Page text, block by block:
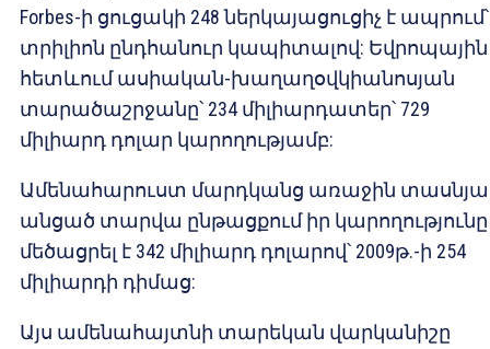
Forbes-ի ցուցակի 248 ներկայացուցիչ է ապրում՝
տրիլիոն ընդհանուր կապիտալով: Եվրոպային
հետևում ասիական-խաղաղօվկիանոսյան
տարածաշրջանը՝ 234 միլիարդատեր՝ 729
միլիարդ դոլար կարողությամբ:
Ամենահարուստ մարդկանց առաջին
անցած տարվա ընթացքում իր կարողությունը
մեծացրել է 342 միլիարդ դոլարով՝ 2009թ.-ի 254
միլիարդի դիմաց:
Այս ամենահայտնի տարեկան վարկանիշը